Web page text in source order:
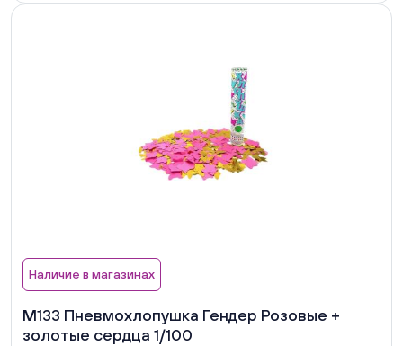
Наличие в магазинах
М133 Пневмохлопушка Гендер Розовые +
золотые сердца 1/100